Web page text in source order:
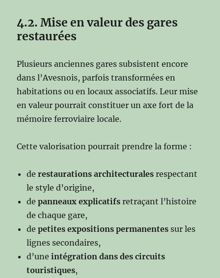
4.2. Mise en valeur des gares
restaurées
Plusieurs anciennes gares subsistent encore
dans l’Avesnois, parfois transformées en
habitations ou en locaux associatifs. Leur mise
en valeur pourrait constituer un axe fort de la
mémoire ferroviaire locale.
Cette valorisation pourrait prendre la forme :
derestaurations architecturales respectant
le style d’origine,
depanneaux explicatifs retraçant l’histoire
de chaque gare,
depetites expositions permanentes sur les
lignes secondaires,
d’uneintégration dans des circuits
touristiques,